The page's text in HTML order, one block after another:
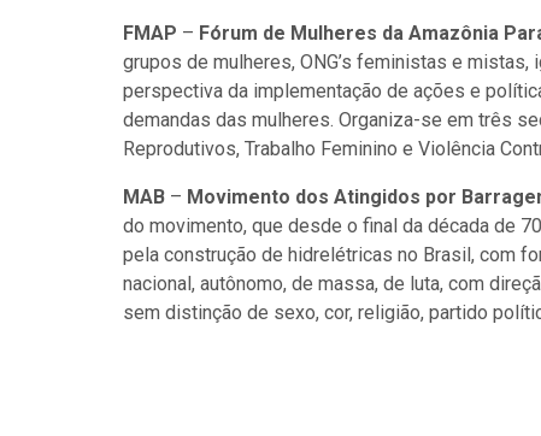
FMAP – Fórum de Mulheres da Amazônia
grupos de mulheres, ONG’s feministas e
perspectiva da implementação de ações e
demandas das mulheres. Organiza-se em três
Reprodutivos, Trabalho Feminino e Violência
MAB – Movimento dos Atingidos por
do movimento, que desde o final da década de
pela construção de hidrelétricas no Brasil, com
nacional, autônomo, de massa, de luta, com
sem distinção de sexo, cor, religião, partido